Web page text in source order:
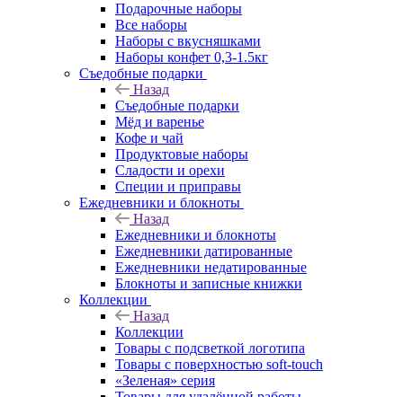
Подарочные наборы
Все наборы
Наборы с вкусняшками
Наборы конфет 0,3-1.5кг
Съедобные подарки
Назад
Съедобные подарки
Мёд и варенье
Кофе и чай
Продуктовые наборы
Сладости и орехи
Специи и приправы
Ежедневники и блокноты
Назад
Ежедневники и блокноты
Ежедневники датированные
Ежедневники недатированные
Блокноты и записные книжки
Коллекции
Назад
Коллекции
Товары с подсветкой логотипа
Товары с поверхностью soft-touch
«Зеленая» серия